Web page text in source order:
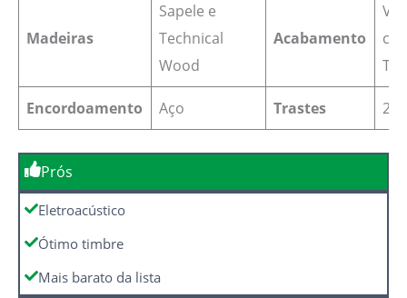
Madeiras
Sapele e
Technical
Wood
Acabamento
cor
Encordoamento Aço Trastes 20
Prós
Eletroacústico
Ótimo timbre
Mais barato da lista